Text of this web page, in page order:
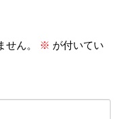
ん。 ※ が付いてい